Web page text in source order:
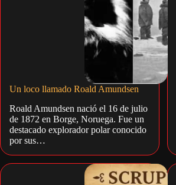
Un loco llamado Roald Amundsen
Roald Amundsen nació el 16 de julio
de 1872 en Borge, Noruega. Fue un
destacado explorador polar conocido
por sus…